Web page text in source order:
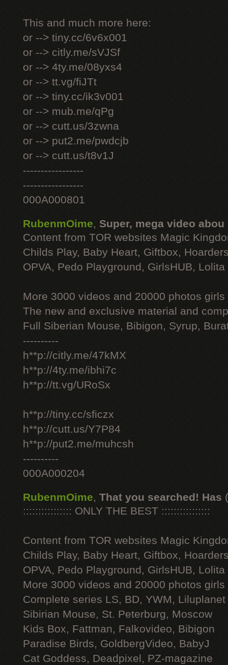
This and much more here:
or --> tiny.cc/6v6x001
or --> citly.me/sVJSf
or --> 4ty.me/08yxs4
or --> tt.vg/fiJTt
or --> tiny.cc/ik3v001
or --> mub.me/qPg
or --> cutt.us/3zwna
or --> put2.me/pwdcjb
or --> cutt.us/t8v1J
-----------------
-----------------
000A000801
RubenmOime, Super, mega video abou
Content from TOR websites Magic
Childs Play, Baby Heart, Giftbox,
OPVA, Pedo Playground, GirlsHUB, Lolita
More 3000 videos and 20000 photos
The new and exclusive material and
Full Siberian Mouse, Bibigon, Syrup,
----------
h**p://citly.me/47kMX
h**p://4ty.me/ibhi7c
h**p://tt.vg/URoSx
h**p://tiny.cc/sficzx
h**p://cutt.us/Y7P84
h**p://put2.me/muhcsh
----------
000A000204
RubenmOime, That you searched! Has
:::::::::::::::: ONLY THE BEST ::::::::::::::::
Content from TOR websites Magic
Childs Play, Baby Heart, Giftbox,
OPVA, Pedo Playground, GirlsHUB, Lolita
More 3000 videos and 20000 photos
Complete series LS, BD, YWM, Liluplanet
Sibirian Mouse, St. Peterburg, Moscow
Kids Box, Fattman, Falkovideo, Bibigon
Paradise Birds, GoldbergVideo, BabyJ
Cat Goddess, Deadpixel, PZ-magazine